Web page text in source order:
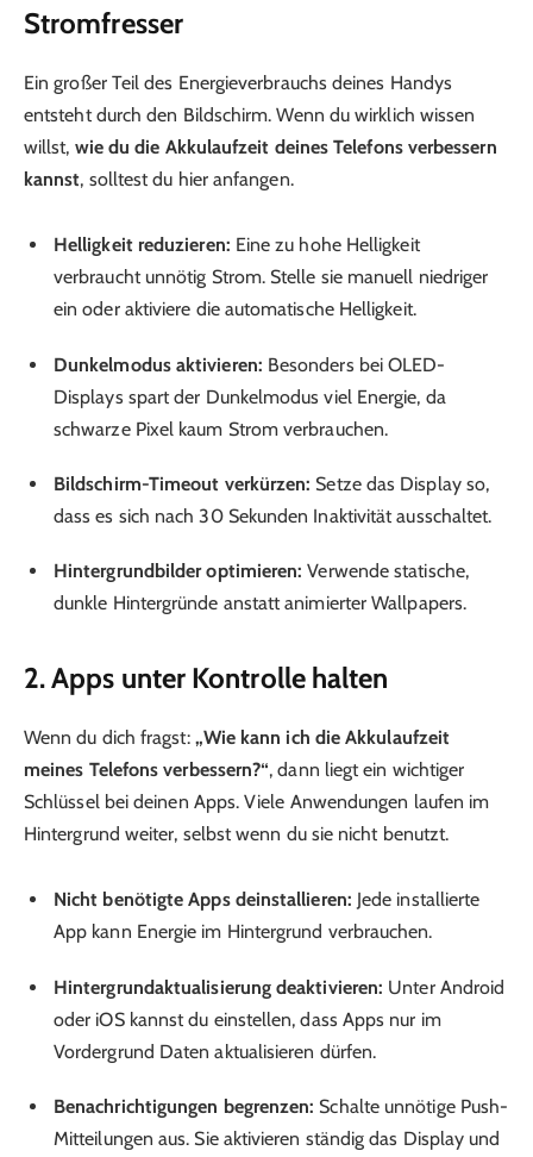
Stromfresser
Ein großer Teil des Energieverbrauchs deines Handys
entsteht durch den Bildschirm. Wenn du wirklich wissen
willst, wie du die Akkulaufzeit deines Telefons verbessern
kannst, solltest du hier anfangen.
Helligkeit reduzieren: Eine zu hohe Helligkeit
verbraucht unnötig Strom. Stelle sie manuell niedriger
ein oder aktiviere die automatische Helligkeit.
Dunkelmodus aktivieren: Besonders bei OLED-
Displays spart der Dunkelmodus viel Energie, da
schwarze Pixel kaum Strom verbrauchen.
Bildschirm-Timeout verkürzen: Setze das Display so,
dass es sich nach 30 Sekunden Inaktivität ausschaltet.
Hintergrundbilder optimieren: Verwende statische,
dunkle Hintergründe anstatt animierter Wallpapers.
2. Apps unter Kontrolle halten
Wenn du dich fragst: „Wie kann ich die Akkulaufzeit
meines Telefons verbessern?“, dann liegt ein wichtiger
Schlüssel bei deinen Apps. Viele Anwendungen laufen im
Hintergrund weiter, selbst wenn du sie nicht benutzt.
Nicht benötigte Apps deinstallieren: Jede installierte
App kann Energie im Hintergrund verbrauchen.
Hintergrundaktualisierung deaktivieren: Unter Android
oder iOS kannst du einstellen, dass Apps nur im
Vordergrund Daten aktualisieren dürfen.
Benachrichtigungen begrenzen: Schalte unnötige Push-
Mitteilungen aus. Sie aktivieren ständig das Display und